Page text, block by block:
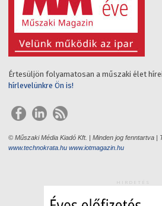
Értesüljön folyamatosan a műszaki élet
hírlevelünkre Ön is!
© Műszaki Média Kiadó Kft. | Minden jog fenntartva |
www.technokrata.hu www.iotmagazin.hu
HIRDETÉS